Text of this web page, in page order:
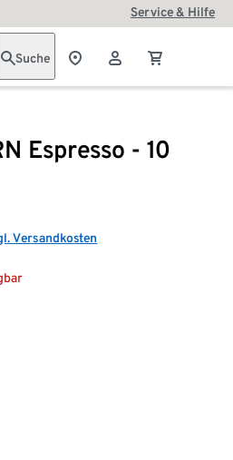
Service & Hilfe
Suche
Espresso - 10
Versandkosten